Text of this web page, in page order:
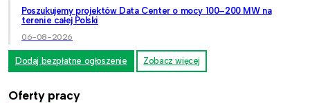
Poszukujemy projektów Data Center o mocy 100–200 MW na
terenie całej Polski
06-08-2026
Dodaj bezpłatne ogłoszenie Zobacz więcej
Oferty pracy